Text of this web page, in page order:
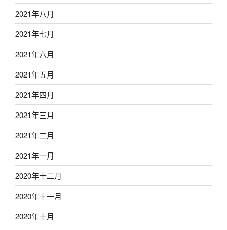
2021年八月
2021年七月
2021年六月
2021年五月
2021年四月
2021年三月
2021年二月
2021年一月
2020年十二月
2020年十一月
2020年十月